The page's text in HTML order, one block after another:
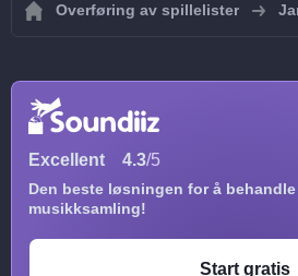
Overføring av spillelister
Excellent 4.3/5
Den beste løsningen for å
musikksamling!
Start gratis